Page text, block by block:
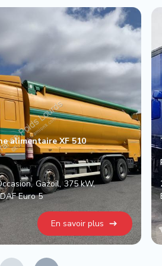
alimentaire XF 510
Gazoil 375 kW
DAF Euro 5
En savoir plus